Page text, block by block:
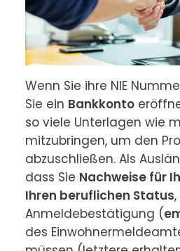
Wenn Sie ihre NIE
Sie ein Bankkonto
so viele Unterlagen wie
mitzubringen, um den
abzuschließen. Als
dass Sie Nachweise für
Ihren beruflichen Status
Anmeldebestätigung (
des